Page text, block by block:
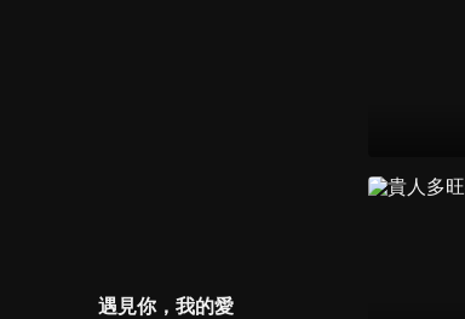
遇見你，我的愛